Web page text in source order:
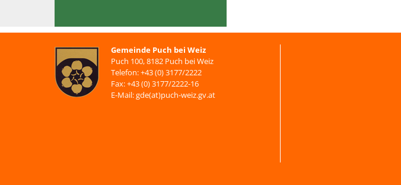
Gemeinde Puch bei Weiz
Puch 100, 8182 Puch bei Weiz
Telefon: +43 (0) 3177/2222
Fax: +43 (0) 3177/2222-16
E-Mail: gde(at)puch-weiz.gv.at